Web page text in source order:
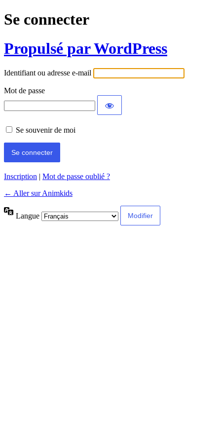
Se connecter
Propulsé par WordPress
Identifiant ou adresse e-mail
Mot de passe
Se souvenir de moi
Inscription | Mot de passe oublié ?
← Aller sur Animkids
Langue